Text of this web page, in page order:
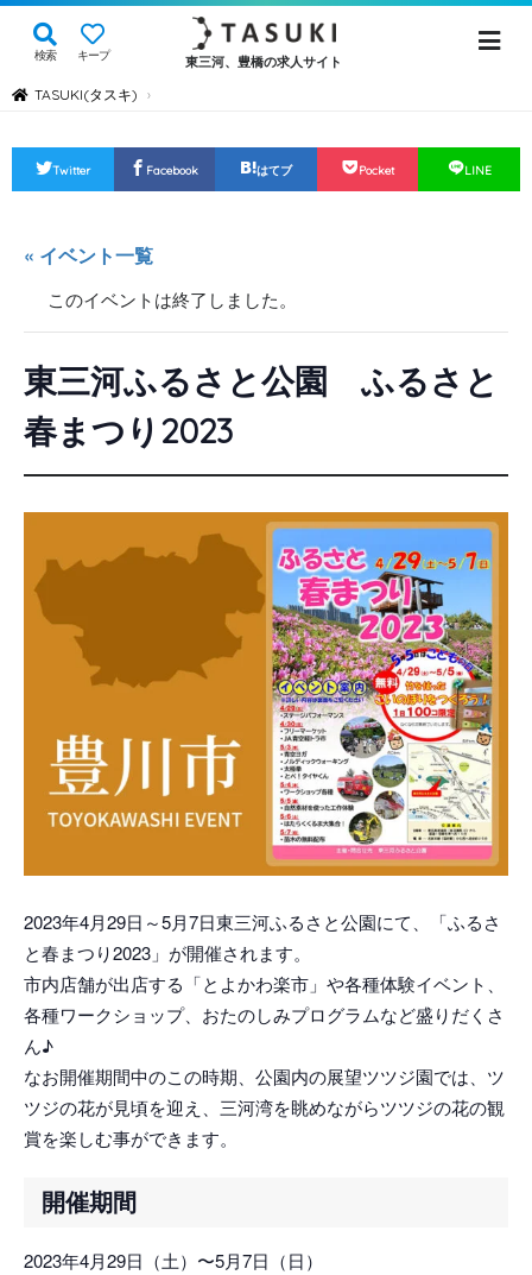
検索 キープ 東三河、豊橋の求人サイト
TASUKI(タスキ) ›
Twitter Facebook はてブ Pocket LINE
« イベント一覧
このイベントは終了しました。
東三河ふるさと公園 ふるさと
春まつり2023
2023年4月29日～5月7日東三河ふるさと公園にて、「ふるさ
と春まつり2023」が開催されます。
市内店舗が出店する「とよかわ楽市」や各種体験イベント、
各種ワークショップ、おたのしみプログラムなど盛りだくさ
ん♪
なお開催期間中のこの時期、公園内の展望ツツジ園では、ツ
ツジの花が見頃を迎え、三河湾を眺めながらツツジの花の観
賞を楽しむ事ができます。
開催期間
2023年4月29日（土）〜5月7日（日）